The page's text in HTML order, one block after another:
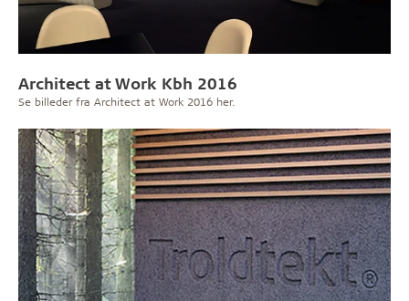
Architect at Work Kbh 2016
Se billeder fra Architect at Work 2016 her.